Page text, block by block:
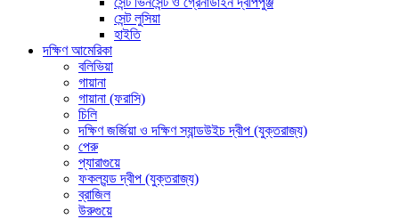
সেন্ট লুসিয়া
হাইতি
দক্ষিণ আমেরিকা
বলিভিয়া
গায়ানা
গায়ানা (ফরাসি)
চিলি
দক্ষিণ জর্জিয়া ও দক্ষিণ স্যান্ডউইচ দ্বীপ (যুক্তরাজ্য)
পেরু
প্যারাগুয়ে
ফকল্যন্ড দ্বীপ (যুক্তরাজ্য)
ব্রাজিল
উরুগুয়ে